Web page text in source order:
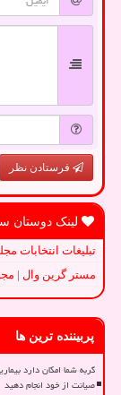
فرستادن نظر
لینک دوستان
تبلیغات انتخابات
مستر گرین وال |
پربیننده ترین ها
گربه شما امکان دارد
صیانت از خود انجام دهید